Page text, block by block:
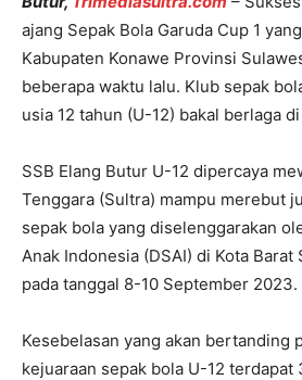
ajang Sepak Bola Garuda Cup 1
Kabupaten Konawe Provinsi
beberapa waktu lalu. Klub sepak
usia 12 tahun (U-12) bakal berlaga
SSB Elang Butur U-12 dipercaya
Tenggara (Sultra) mampu merebut
sepak bola yang diselenggarakan
Anak Indonesia (DSAI) di Kota Barat
pada tanggal 8-10 September 2023.
Kesebelasan yang akan bertanding
kejuaraan sepak bola U-12